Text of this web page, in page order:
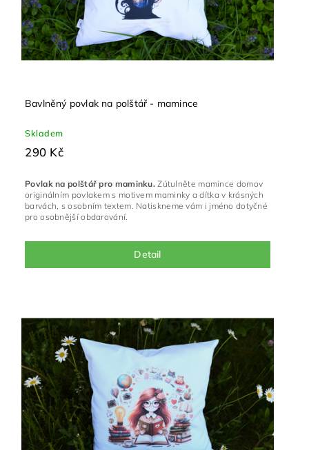
Bavlněný povlak na polštář - mamince
Skladem
290 Kč
Detail
Povlak na polštář pro maminku.Zútulněte mamince domov
originálním povlakem s motivem maminky a dítka v krásných
barvách, s osobním textem. Natiskneme vám i jméno dotyčné
pro osobnější obdarování.